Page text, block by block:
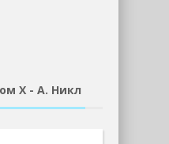
X - А. Никл